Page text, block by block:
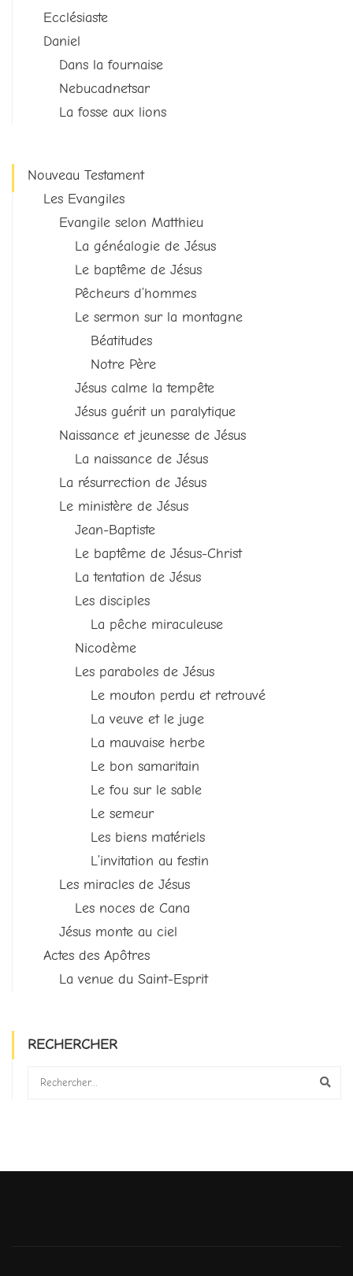
Ecclésiaste
Daniel
Dans la fournaise
Nebucadnetsar
La fosse aux lions
Nouveau Testament
Les Evangiles
Evangile selon Matthieu
La généalogie de Jésus
Le baptême de Jésus
Pêcheurs d’hommes
Le sermon sur la montagne
Béatitudes
Notre Père
Jésus calme la tempête
Jésus guérit un paralytique
Naissance et jeunesse de Jésus
La naissance de Jésus
La résurrection de Jésus
Le ministère de Jésus
Jean-Baptiste
Le baptême de Jésus-Christ
La tentation de Jésus
Les disciples
La pêche miraculeuse
Nicodème
Les paraboles de Jésus
Le mouton perdu et retrouvé
La veuve et le juge
La mauvaise herbe
Le bon samaritain
Le fou sur le sable
Le semeur
Les biens matériels
L’invitation au festin
Les miracles de Jésus
Les noces de Cana
Jésus monte au ciel
Actes des Apôtres
La venue du Saint-Esprit
RECHERCHER